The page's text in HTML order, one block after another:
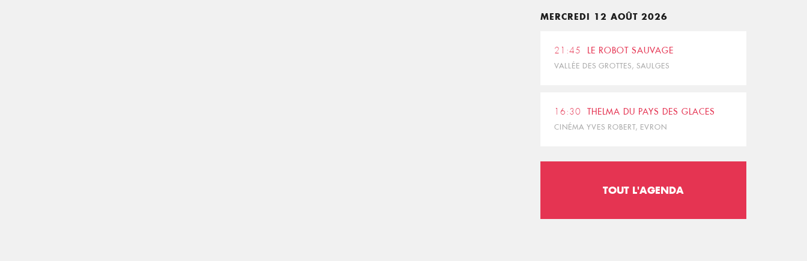
MERCREDI 12 AOÛT 2026
21:45 LE ROBOT SAUVAGE
VALLÉE DES GROTTES, SAULGES
16:30 THELMA DU PAYS DES GLACES
CINÉMA YVES ROBERT, EVRON
TOUT L'AGENDA